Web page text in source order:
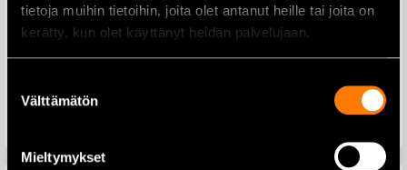
tietoja muihin tietoihin, joita olet antanut heille tai joita on
kerätty, kun olet käyttänyt heidän palvelujaan.
valinta
Välttämätön
Mieltymykset
Husqvarna pokara 38cm